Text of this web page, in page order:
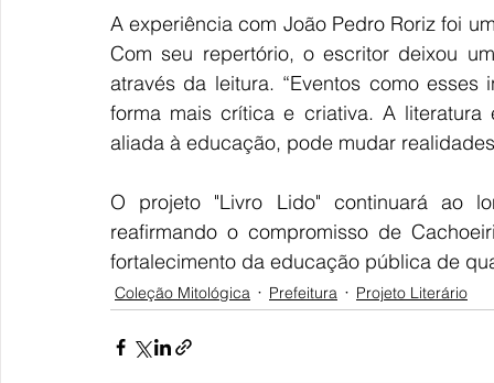
A experiência com João Pedro Roriz foi
Com seu repertório, o escritor deixou
através da leitura. “Eventos como
forma mais crítica e criativa. A
aliada à educação, pode mudar
O projeto "Livro Lido" continuará ao
reafirmando o compromisso de
fortalecimento da educação pública de
Coleção Mitológica Prefeitura Projeto Literário